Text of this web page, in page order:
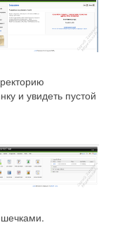
и увидеть пустой